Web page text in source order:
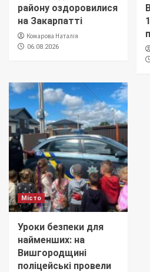
району оздоровилися
на Закарпатті
Комарова Наталія
06.08.2026
Місто
Уроки безпеки для
найменших: на
Вишгородщині
поліцейські провели